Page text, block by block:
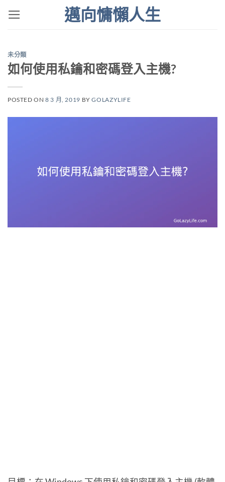
邁向慵懶人生
未分類
如何使用私鑰和密碼登入主機?
POSTED ON8 3 月, 2019 BYGOLAZYLIFE